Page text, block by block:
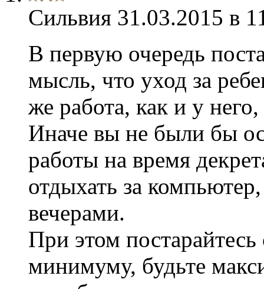
Сильвия 31.03.2015 в
В первую очередь
мысль, что уход за
же работа, как и у
Иначе вы не были бы
работы на время
отдыхать за
вечерами.
При этом постарайтесь
минимуму, будьте